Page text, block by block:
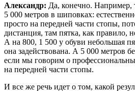
Александр: Да, конечно.
5 000 метров в шиповках:
просто на передней части стопы,
дистанция, там пятка, как правило,
А на 800, 1 500 у обуви небольшая
она задействована. А 5 000 метров
если мы говорим о
на передней части стопы.
И все же речь идет о том, какой